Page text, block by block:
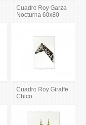
Cuadro Roy Garza
Nocturna 60x80
Cuadro Roy Giraffe
Chico